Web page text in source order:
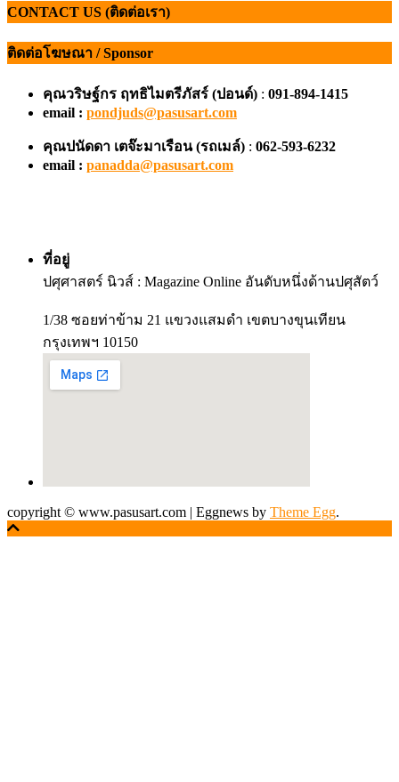
CONTACT US (ติดต่อเรา)
ติดต่อโฆษณา / Sponsor
คุณวริษฐ์กร ฤทธิไมตรีภัสร์ (ปอนด์) : 091-894-1415
email : pondjuds@pasusart.com
คุณปนัดดา เตจ๊ะมาเรือน (รถเมล์) : 062-593-6232
email : panadda@pasusart.com
ที่อยู่
ปศุศาสตร์ นิวส์ : Magazine Online อันดับหนึ่งด้านปศุสัตว์
1/38 ซอยท่าข้าม 21 แขวงแสมดำ เขตบางขุนเทียน
กรุงเทพฯ 10150
copyright © www.pasusart.com | Eggnews by Theme Egg.